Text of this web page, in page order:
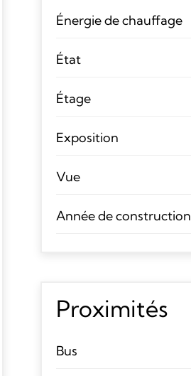
Énergie de chauffage
État
Étage
Exposition
Vue
Année de construction
Proximités
Bus